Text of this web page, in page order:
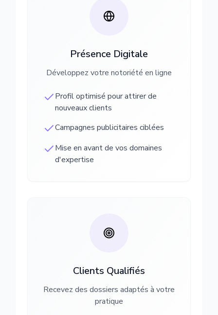
Présence Digitale
Développez votre notoriété en ligne
Profil optimisé pour attirer de
nouveaux clients
Campagnes publicitaires ciblées
Mise en avant de vos domaines
d'expertise
Clients Qualifiés
Recevez des dossiers adaptés à votre
pratique